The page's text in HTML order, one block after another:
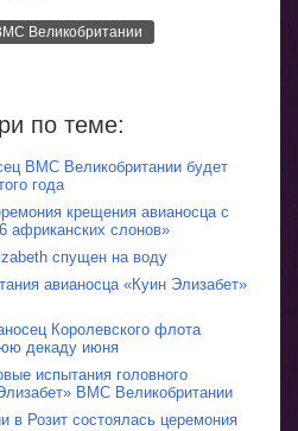
Великобритании
по теме:
ВМС Великобритании будет
года
крещения авианосца с
африканских слонов»
спущен на воду
авианосца «Куин Элизабет»
Королевского флота
декаду июня
испытания головного
ВМС Великобритании
в Розит состоялась церемония